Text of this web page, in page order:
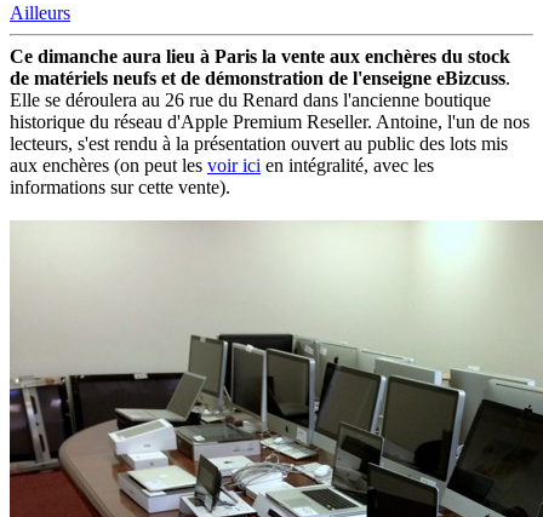
Ailleurs
Ce dimanche aura lieu à Paris la vente aux enchères du stock
de matériels neufs et de démonstration de l'enseigne eBizcuss.
Elle se déroulera au 26 rue du Renard dans l'ancienne boutique
historique du réseau d'Apple Premium Reseller. Antoine, l'un de nos
lecteurs, s'est rendu à la présentation ouvert au public des lots mis
aux enchères (on peut les voir ici en intégralité, avec les
informations sur cette vente).